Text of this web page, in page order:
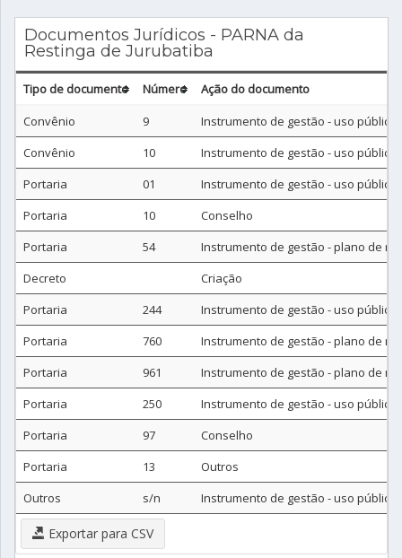
Documentos Jurídicos - PARNA da
Restinga de Jurubatiba
Tipo de documento Número
Ação do documento
Convênio
9
Instrumento de gestão - uso público
Convênio
10
Instrumento de gestão - uso público
Portaria
01
Instrumento de gestão - uso público
Portaria
10
Conselho
Portaria
54
Instrumento de gestão - plano de
Decreto
Criação
Portaria
244
Instrumento de gestão - uso público
Portaria
760
Instrumento de gestão - plano de
Portaria
961
Instrumento de gestão - plano de
Portaria
250
Instrumento de gestão - uso público
Portaria
97
Conselho
Portaria
13
Outros
Outros
s/n Instrumento de gestão - uso público
Exportar para CSV